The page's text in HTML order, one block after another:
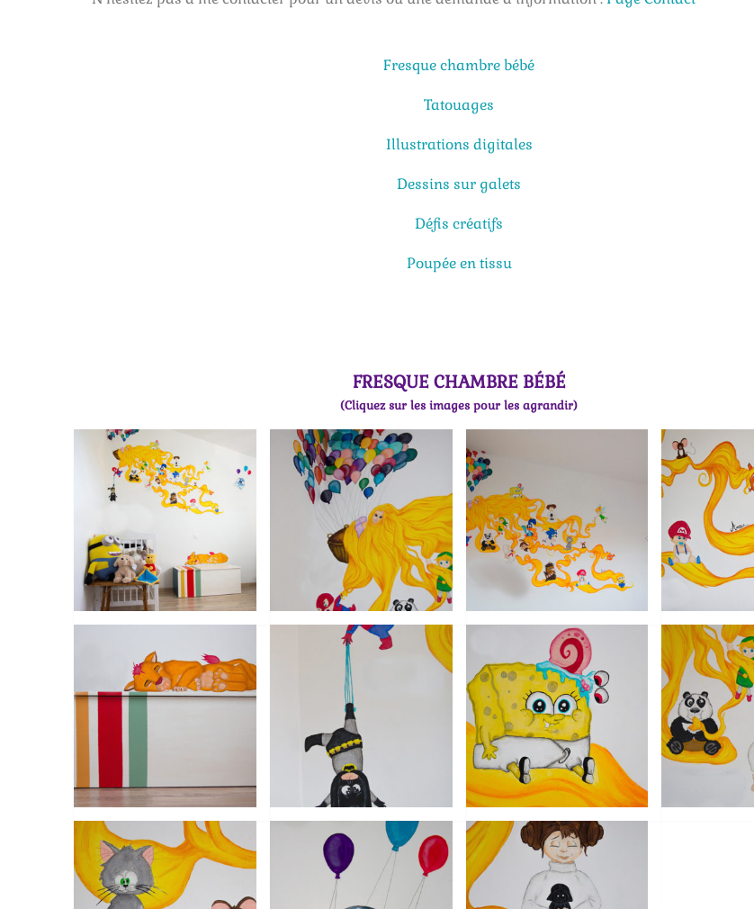
Fresque chambre bébé
Tatouages
Illustrations digitales
Dessins sur galets
Défis créatifs
Poupée en tissu
FRESQUE CHAMBRE BÉBÉ
(Cliquez sur les images pour les agrandir)